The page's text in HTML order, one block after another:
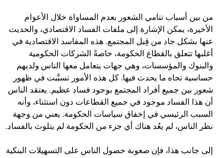
من بين أسباب تنامي الشعور بعدم المساواة خلال الأعوام
الأخيرة، يمكن الإشارة إلى ملفات الفساد الاقتصادي، والحديث
عنها بشكل جاد من قِبل المجتمع. هذه المفاسد الاقتصادية في
أغلبها تتعلق بالقطاع الحكومة، خاصةً الشركات الحكومية
والبنوك والمؤسسات، وهي جهات يتعامل معها الناس ولديهم
حساسية تجاه ما يحدث فيها. كل هذه الأمور تسبَّبت في ظهور
شعور بين جميع أفراد المجتمع بوجود فساد عظيم. يعتقد الناس
أن هذا الفساد موجود في جميع القطاعات دون استثناء، وأنه
السبب الرئيسي في إخفاق سياسات الحكومة. يعني من وجهة
نظر الناس، لم يعُد هناك أي جزء من الحكومة لم يتلوث بالفساد.
إلى جانب هذا، فإن صعوبة حصول الناس على التسهيلات البنكية